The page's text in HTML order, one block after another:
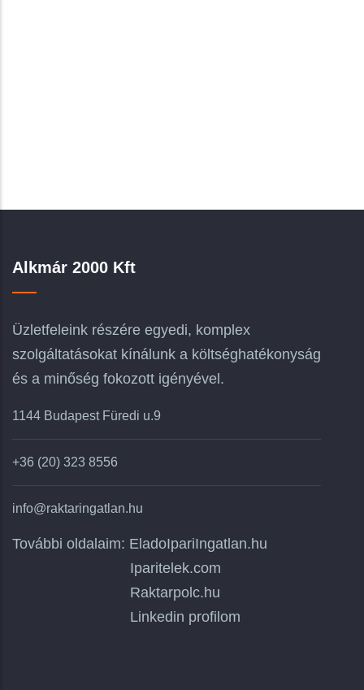
Alkmár 2000 Kft
Üzletfeleink részére egyedi, komplex
szolgáltatásokat kínálunk a költséghatékonyság
és a minőség fokozott igényével.
1144 Budapest Füredi u.9
+36 (20) 323 8556
info@raktaringatlan.hu
További oldalaim: EladoIpariIngatlan.hu
Iparitelek.com
Raktarpolc.hu
Linkedin profilom